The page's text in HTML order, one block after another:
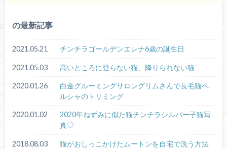
の最新記事
2021.05.21 チンチラゴールデンエレナ6歳の誕生日
2021.05.03 高いところに登らない猫、降りられない猫
2020.01.26
白金グルーミングサロングリムさんで長毛猫ペ
ルシャのトリミング
2020.01.02
2020年ねずみに似た猫チンチラシルバー子猫写
真♡
2018.08.03
猫がおしっこかけたムートンを自宅で洗う方法